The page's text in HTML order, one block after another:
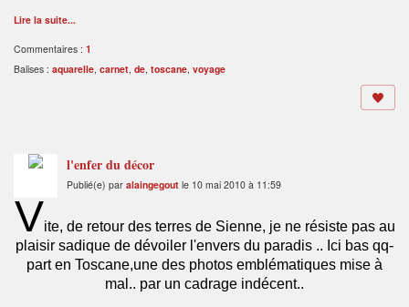
Lire la suite...
Commentaires : 1
Balises : aquarelle, carnet, de, toscane, voyage
l'enfer du décor
Publié(e) par alaingegout le 10 mai 2010 à 11:59
Vite, de retour des terres de Sienne, je ne résiste pas au
plaisir sadique de dévoiler l'envers du paradis .. Ici bas qq-
part en Toscane,une des photos emblématiques mise à
mal.. par un cadrage indécent..